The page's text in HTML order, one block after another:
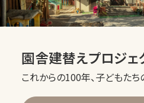
園舎建替えプロジェ
これからの100年、子どもた